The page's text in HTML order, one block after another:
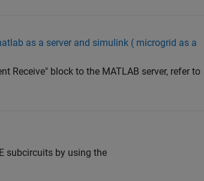
as a server and simulink ( microgrid as a
Receive" block to the MATLAB server, refer to
subcircuits by using the